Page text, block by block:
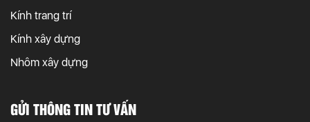
Kính trang trí
Kính xây dựng
Nhôm xây dựng
GỬI THÔNG TIN TƯ VẤN